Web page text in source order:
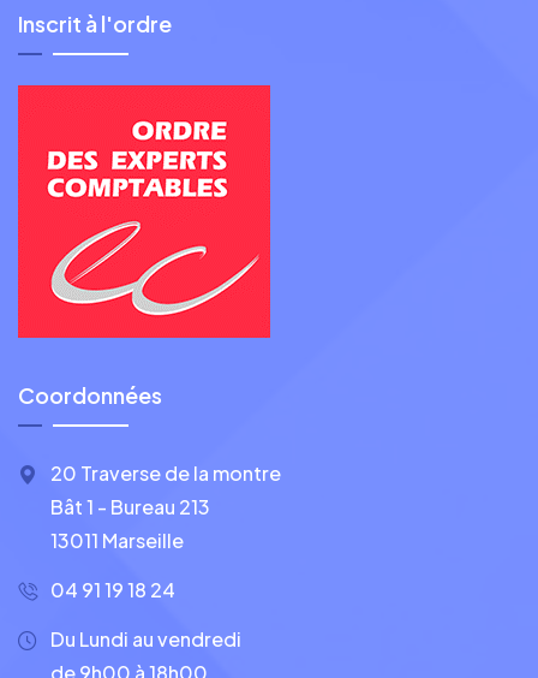
Inscrit à l'ordre
Coordonnées
20 Traverse de la montre
Bât 1 - Bureau 213
13011 Marseille
04 91 19 18 24
Du Lundi au vendredi
de 9h00 à 18h00